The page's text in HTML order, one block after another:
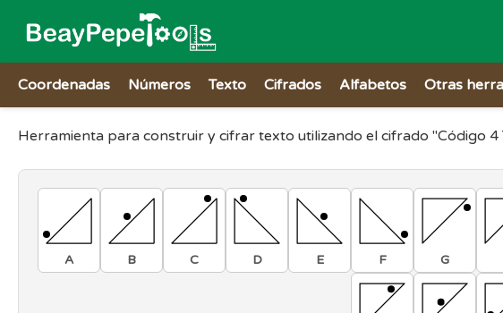
Coordenadas Números Texto Cifrados Alfabetos Otras
Herramienta para construir y cifrar texto utilizando el cifrado "Código
A B C D E F G